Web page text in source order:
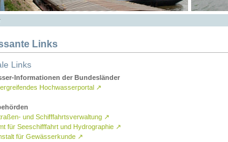
Links
Links
Informationen der Bundesländer
Hochwasserportal ↗
und Schifffahrtsverwaltung ↗
für Seeschifffahrt und Hydrographie ↗
für Gewässerkunde ↗